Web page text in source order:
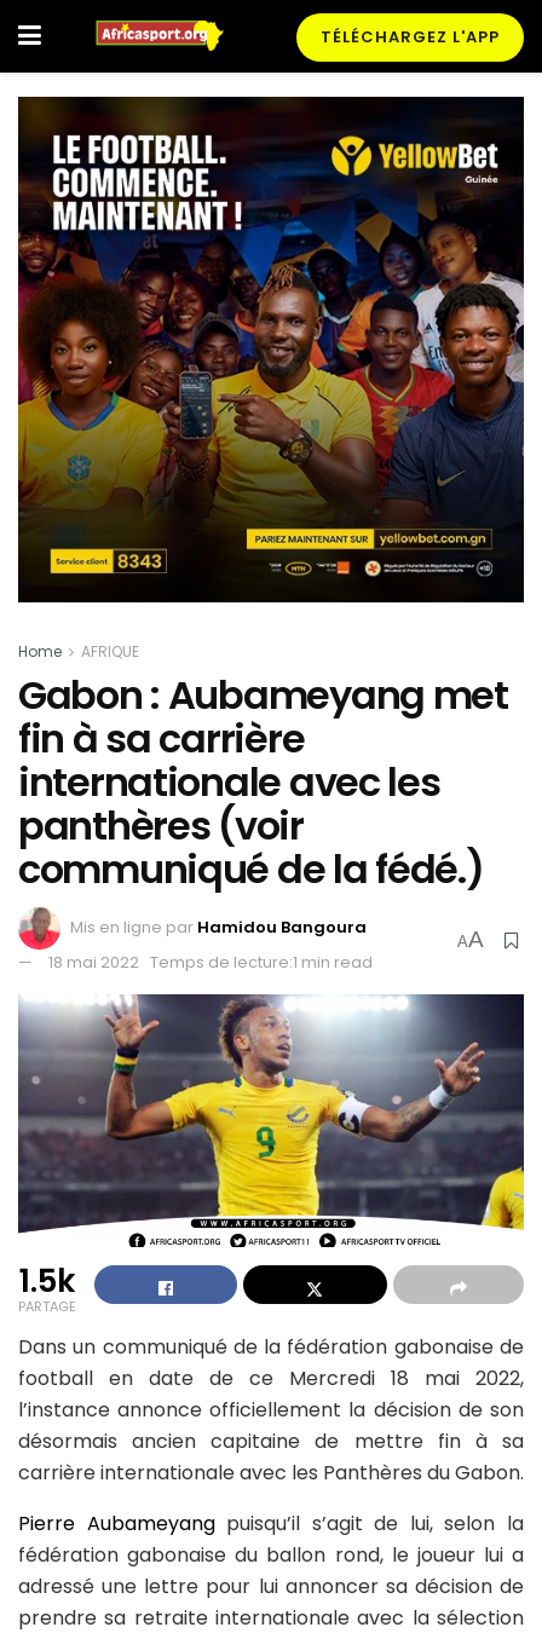
TÉLÉCHARGEZ L'APP
Home AFRIQUE
Gabon : Aubameyang met
fin à sa carrière
internationale avec les
panthères (voir
communiqué de la fédé.)
Mis en ligne par Hamidou Bangoura
18 mai 2022 Temps de lecture:1 min read
AA
1.5k
PARTAGE
Dans un communiqué de la fédération gabonaise de
football en date de ce Mercredi 18 mai 2022,
l’instance annonce officiellement la décision de son
désormais ancien capitaine de mettre fin à sa
carrière internationale avec les Panthères du Gabon.
Pierre Aubameyangpuisqu’il s’agit de lui, selon la
fédération gabonaise du ballon rond, le joueur lui a
adressé une lettre pour lui annoncer sa décision de
prendre sa retraite internationale avec la sélection